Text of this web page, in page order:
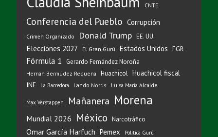
CNTE
Conferencia del Pueblo Corrupción
Crimen Organizado Donald Trump EE. UU.
Elecciones 2027 El Gran Gurú Estados Unidos FGR
Fórmula 1 Gerardo Fernández Noroña
Hernán Bermúdez Requena Huachicol Huachicol fiscal
INE La Barredora Lando Norris Luisa María Alcalde
Max Verstappen Mañanera Morena
Mundial 2026 México Narcotráfico
Omar García Harfuch Pemex
Política Gurú